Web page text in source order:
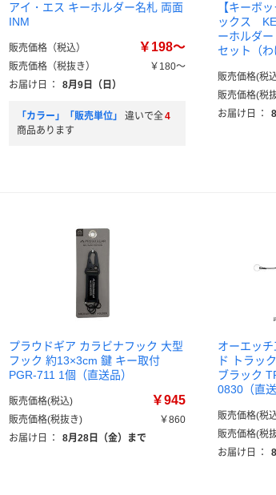
アイ・エス キーホルダー名札 両面
INM
販売価格（税込） ￥198～
販売価格（税抜き）
￥180～
お届け日
： 8月9日（日）
「カラー」「販売単位」 違いで全4
商品あります
【キーボ
ックス
ーホルダ
セット（
販売価格(税
販売価格(税
お届け日
：
プラウドギア カラビナフック 大型
フック 約13×3cm 鍵 キー取付
PGR-711 1個（直送品）
販売価格(税込) ￥945
販売価格(税抜き)
￥860
お届け日
： 8月28日（金）まで
オーエッ
ド トラッ
ブラック
0830（直
販売価格(税
販売価格(税
お届け日
：